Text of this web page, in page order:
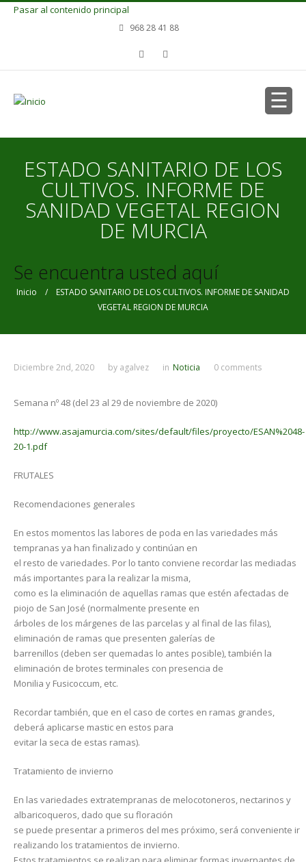
Pasar al contenido principal
968 28 41 88
ESTADO SANITARIO DE LOS
CULTIVOS. INFORME DE
SANIDAD VEGETAL REGION
DE MURCIA
Se encuentra usted aquí
Inicio / ESTADO SANITARIO DE LOS CULTIVOS. INFORME DE SANIDAD
VEGETAL REGION DE MURCIA
Diciembre 2nd, 2020 by agalvez in Noticia 0 comments
Semana nº 48 (del 23 al 29 de noviembre de 2020)
http://www.asajamurcia.com/sites/default/files/proyecto/ESAN%2048-
20-1.pdf
FRUTALES
Recomendaciones generales
En estos momentos las labores de poda en las variedades más
tempranas ya han finalizado y continúan en
el resto de variedades. Por lo tanto conviene recordar las mediadas
más importantes para la realizar la misma,
como es la eliminación de aquellas ramas que estén afectadas de
piojo de San José (normalmente presente en
árboles de los márgenes de las parcelas y al final de las filas),
eliminación de ramas que presenten galerías de
barrenillos (deben ser quemadas lo antes posible), también la
eliminación de brotes terminales con presencia de
Monilia y Fusicoccum, etc.
Recordar también, que en el caso de cortes en ramas grandes,
deberá aplicarse mastic en estos para
evitar la seca de estas ramas).
Tratamiento de invierno
En las variedades extratempranas de melocotoneros, nectarinos y
albaricoqueros, dado que su floración
se puede presentar a primeros del mes próximo, será conveniente ir
realizando los tratamientos de invierno.